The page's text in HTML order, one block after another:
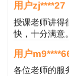
10:40－
16:10－
用户zj****27
授课老师讲得
快，十分满意。
用户
各位老师的服